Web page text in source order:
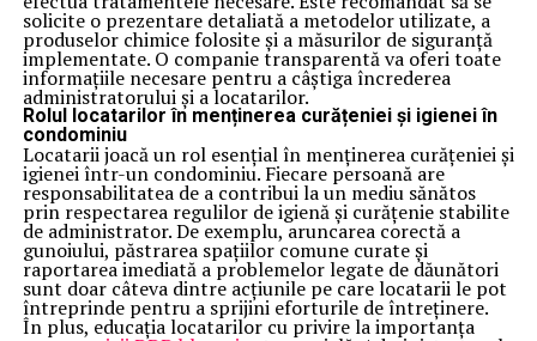
solicite o prezentare detaliată a metodelor utilizate, a
produselor chimice folosite și a măsurilor de siguranță
implementate. O companie transparentă va oferi toate
informațiile necesare pentru a câștiga încrederea
administratorului și a locatarilor.
Rolul locatarilor în menținerea curățeniei și igienei în
condominiu
Locatarii joacă un rol esențial în menținerea curățeniei și
igienei într-un condominiu. Fiecare persoană are
responsabilitatea de a contribui la un mediu sănătos
prin respectarea regulilor de igienă și curățenie stabilite
de administrator. De exemplu, aruncarea corectă a
gunoiului, păstrarea spațiilor comune curate și
raportarea imediată a problemelor legate de dăunători
sunt doar câteva dintre acțiunile pe care locatarii le pot
întreprinde pentru a sprijini eforturile de întreținere.
În plus, educația locatarilor cu privire la importanța